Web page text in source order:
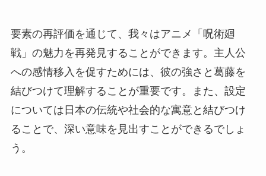
要素の再評価を通じて、我々はアニメ「呪術廻
戦」の魅力を再発見することができます。主人公
への感情移入を促すためには、彼の強さと葛藤を
結びつけて理解することが重要です。また、設定
については日本の伝統や社会的な寓意と結びつけ
ることで、深い意味を見出すことができるでしょ
う。